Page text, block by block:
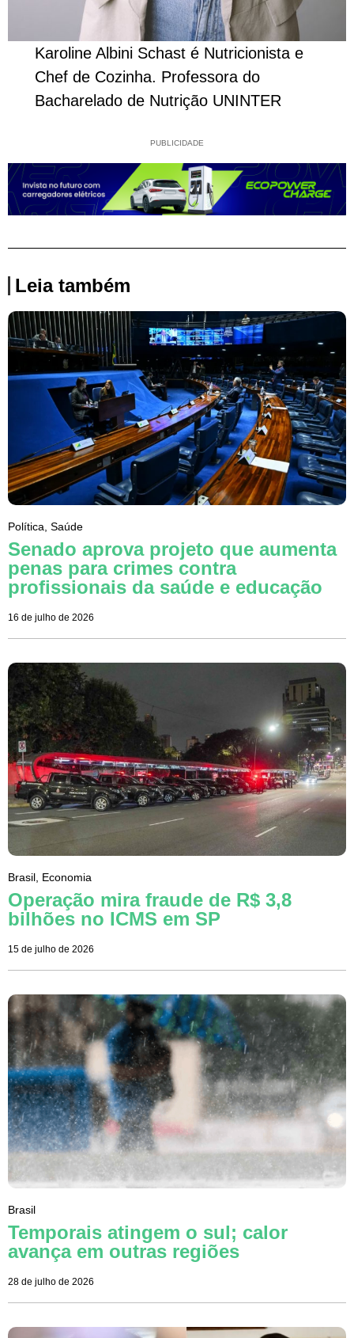
Karoline Albini Schast é Nutricionista e
Chef de Cozinha. Professora do
Bacharelado de Nutrição UNINTER
PUBLICIDADE
Leia também
Política Saúde
Senado aprova projeto que aumenta
penas para crimes contra
profissionais da saúde e educação
16 de julho de 2026
Brasil, Economia
Operação mira fraude de R$ 3,8
bilhões no ICMS em SP
15 de julho de 2026
Brasil
Temporais atingem o sul; calor
avança em outras regiões
28 de julho de 2026